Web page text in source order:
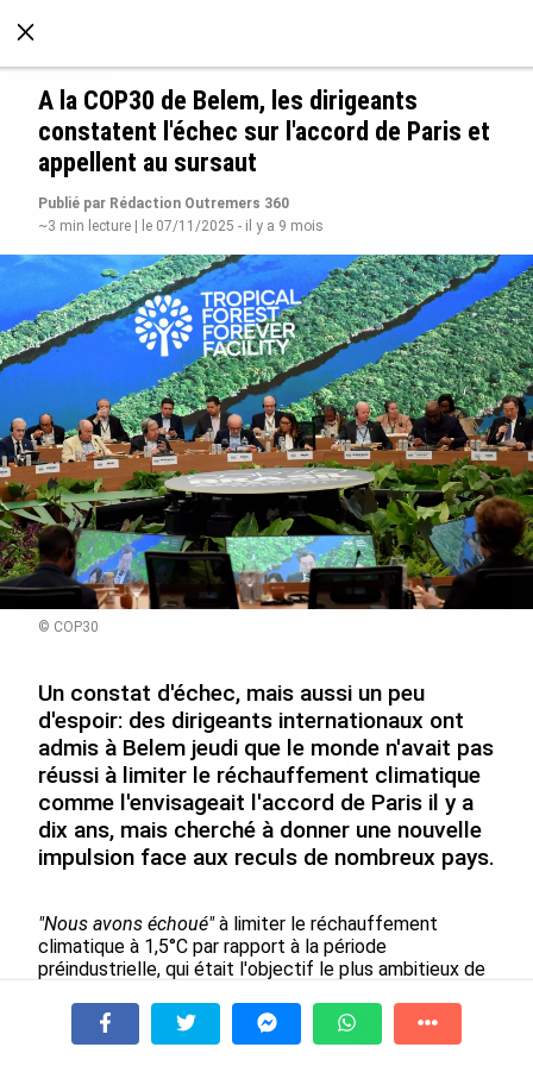
À LA UNE POLITIQUE ECONOMIE SOCIÉTÉ
Avec VEENI, le Guadeloupéen Yanis Foy entend
participer au développement touristique des
Outre-mer
le 06/08/2026
Après 5 ans à la SARA aux
Antilles, Olivier Cotta prend
la direction générale de la
Société Réunionnaise des
Produits Pétroliers
le 05/08/2026
En juin 2026, les prix à la
consommation diminuent à
La Réunion et augmentent à
Mayotte (Insee)
le 04/08/2026
tourisme authentique et durable en
plein essor...
le 04/08/2026
Prix à la consommation en juin 2026 :
progression en Guadeloupe, recul en
À la une Tv Radio A Propos
A la COP30 de Belem, les dirigeants
constatent l'échec sur l'accord de Paris et
appellent au sursaut
Publié par Rédaction Outremers 360
~3 min lecture | le 07/11/2025 - il y a 9 mois
© COP30
Un constat d'échec, mais aussi un peu
d'espoir: des dirigeants internationaux ont
admis à Belem jeudi que le monde n'avait pas
réussi à limiter le réchauffement climatique
comme l'envisageait l'accord de Paris il y a
dix ans, mais cherché à donner une nouvelle
impulsion face aux reculs de nombreux pays.
"Nous avons échoué"à limiter le réchauffement
climatique à 1,5°C par rapport à la période
préindustrielle, qui était l'objectif le plus ambitieux de
l'ONU António Guterres dès l'ouverture du sommet,
évoquant une "faillite morale".